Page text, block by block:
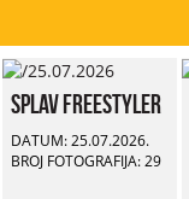
Splav Freestyler
DATUM: 25.07.2026.
BROJ FOTOGRAFIJA: 29